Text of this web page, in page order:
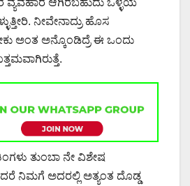
ನೀವೇನಾದ್ರು ಹೊಸ
ಅಂತ ಅನ್ಕೊಂಡಿದ್ರೆ ಈ ಒಂದು
ತುಂಬಾ ನೇ ವಿಶೇಷ
ನಿಮಗೆ ಅದರಲ್ಲಿ ಅತ್ಯಂತ ದೊಡ್ಡ